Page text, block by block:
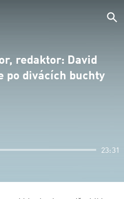
redaktor: David
po divácích buchty
23:31